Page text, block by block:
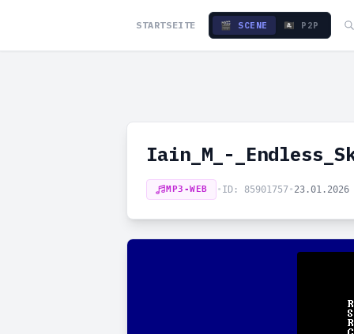
STARTSEITE 🎬 SCENE 🏴‍☠️ P2P
Iain_M_-
MP3-WEB • ID: 85901757•